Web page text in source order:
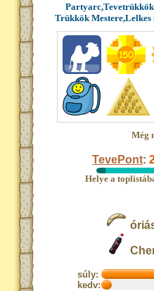
Trükkök
Még
TevePont:
Helye a
súly:
kedv: